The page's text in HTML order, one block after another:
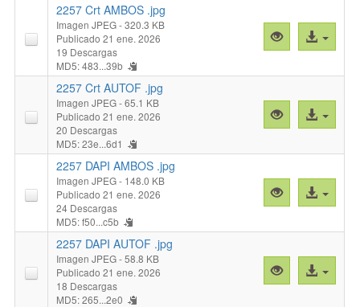
2257 Crt AMBOS .jpg
Imagen JPEG- 320.3 KB
Publicado 21 ene. 2026
19 Descargas
MD5: 483...39b
Vista
previa
AMBOS
.jpg"
Acceso
al
2257 Crt AUTOF .jpg
Imagen JPEG- 65.1 KB
Publicado 21 ene. 2026
20 Descargas
MD5: 23e...6d1
Vista
previa
AUTOF
.jpg"
Acceso
al
2257 DAPI AMBOS .jpg
Imagen JPEG- 148.0 KB
Publicado 21 ene. 2026
24 Descargas
MD5: f50...c5b
Vista
previa
AMBOS
.jpg"
Acceso
al
2257 DAPI AUTOF .jpg
Imagen JPEG- 58.8 KB
Publicado 21 ene. 2026
18 Descargas
MD5: 265...2e0
Vista
previa
Acceso
al